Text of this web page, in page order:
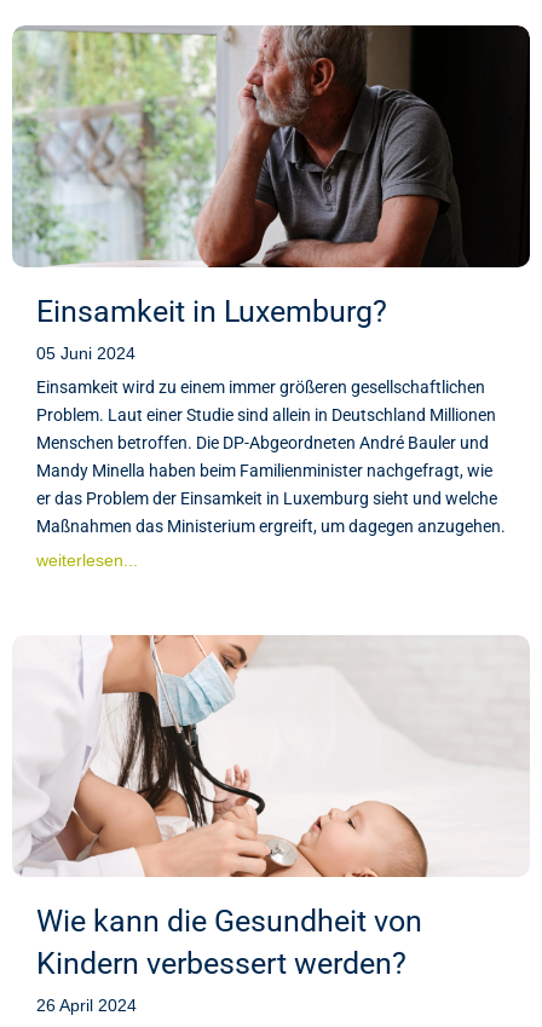
Einsamkeit in Luxemburg?
05 Juni 2024
Einsamkeit wird zu einem immer größeren gesellschaftlichen
Problem. Laut einer Studie sind allein in Deutschland Millionen
Menschen betroffen. Die DP-Abgeordneten André Bauler und
Mandy Minella haben beim Familienminister nachgefragt, wie
er das Problem der Einsamkeit in Luxemburg sieht und welche
Maßnahmen das Ministerium ergreift, um dagegen anzugehen.
weiterlesen...
Wie kann die Gesundheit von
Kindern verbessert werden?
26 April 2024